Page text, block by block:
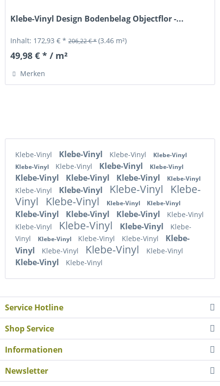
Klebe-Vinyl Design Bodenbelag Objectflor -...
Inhalt: 172,93 € *206,22 € *(3.46 m²)
49,98 € * / m²
Merken
Klebe-Vinyl Klebe-Vinyl Klebe-Vinyl
Klebe-Vinyl
Klebe-Vinyl
Klebe-Vinyl Klebe-Vinyl Klebe-Vinyl
Klebe-Vinyl Klebe-Vinyl Klebe-Vinyl Klebe-Vinyl
Klebe-Vinyl Klebe-Vinyl Klebe-Vinyl
Klebe-
Vinyl
Klebe-Vinyl Klebe-Vinyl Klebe-Vinyl
Klebe-Vinyl Klebe-Vinyl Klebe-Vinyl
Klebe-Vinyl
Klebe-Vinyl
Klebe-Vinyl Klebe-Vinyl
Klebe-
Vinyl
Klebe-Vinyl Klebe-Vinyl Klebe-Vinyl
Klebe-
Vinyl
Klebe-Vinyl Klebe-Vinyl Klebe-Vinyl
Klebe-Vinyl Klebe-Vinyl
Service Hotline
Shop Service
Informationen
Newsletter